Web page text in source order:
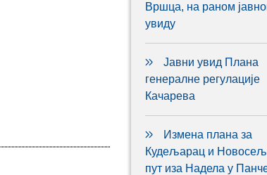
Вршца, на раном
увиду
Јавни увид Плана
генералне регулације
Качарева
Измена плана за
Кудељарац и
пут иза Надела у